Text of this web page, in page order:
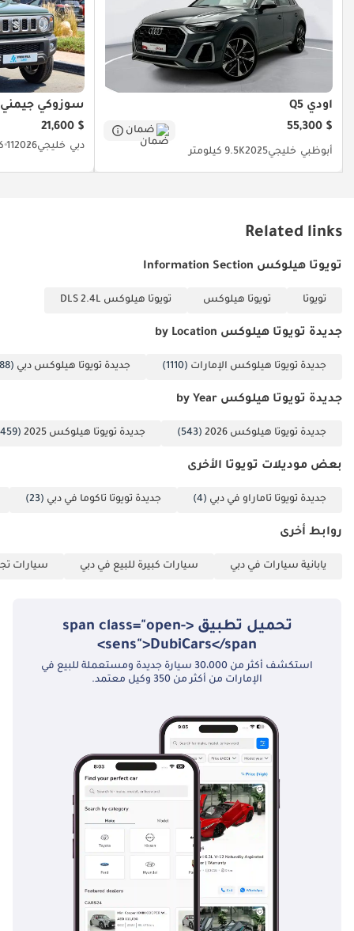
أودي Q5
$ 55,300
ضمان
أبوظبي خليجي20259.5K كيلومتر
سوزوكي جيمني
$ 21,600
دبي خليجي202611 كيلومتر
Related links
تويوتا هيلوكس Information Section
تويوتا تويوتا هيلوكس تويوتا هيلوكس DLS 2.4L
جديدة تويوتا هيلوكس by Location
جديدة تويوتا هيلوكس الإمارات (1110) جديدة تويوتا هيلوكس دبي (1088)
جديدة تويوتا هيلوكس by Year
جديدة تويوتا هيلوكس 2026 (543) جديدة تويوتا هيلوكس 2025 (459)
بعض موديلات تويوتا الأخرى
جديدة تويوتا تاماراو في دبي (4) جديدة تويوتا تاكوما في دبي (23)
روابط أخرى
يابانية سيارات في دبي سيارات كبيرة للبيع في دبي سيارات
تحميل تطبيق <span class="open-
sens">DubiCars</span>
استكشف أكثر من 30،000 سيارة جديدة ومستعملة للبيع في
الإمارات من أكثر من 350 وكيل معتمد.
مركبة لا تخذلك في الصحراء وتبيض وجهك في المدينة، فهذه النسخة هي
الصفقة الأفضل المتاحة حالياً.
تم إنشاء هذه الإحصاءات بواسطة الذكاء الاصطناعي اعتماداً على بيانات
خبراء السوق. يُرجى دائماً فحص السيارة قبل الشراء.